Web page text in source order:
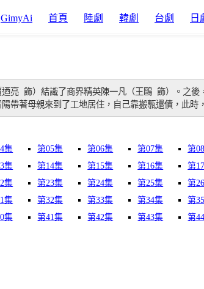
GimyAi 首頁 陸劇 韓劇 台劇 日
迺亮 飾）結識了商界精英陳一凡（王鷗 飾）。之後
帶著母親來到了工地居住，自己靠搬甎還債，此時
集 第05集 第06集 第07集 第
集 第14集 第15集 第16集 第
集 第23集 第24集 第25集 第
集 第32集 第33集 第34集 第
集 第41集 第42集 第43集 第